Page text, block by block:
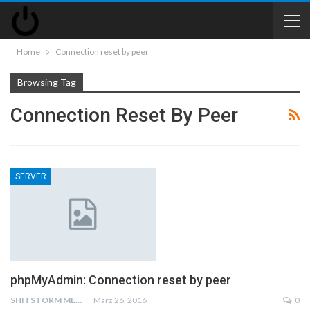
Home Connection reset by peer
Browsing Tag
Connection Reset By Peer
SERVER
phpMyAdmin: Connection reset by peer
SHITSTORM MEDIA März 26, 2016 0